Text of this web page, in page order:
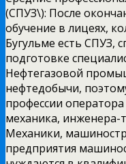
(СПУЗ\): После
обучение в лицеях,
Бугульме есть СПУЗ,
подготовке
Нефтегазовой
нефтедобычи,
профессии
механика, инженера-
Механики,
предприятия